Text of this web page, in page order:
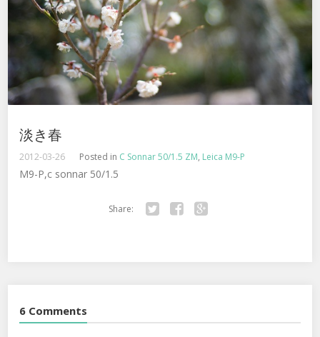
淡き春
2012-03-26 Posted in C Sonnar 50/1.5 ZM, Leica M9-P
M9-P,c sonnar 50/1.5
Share:
6 Comments